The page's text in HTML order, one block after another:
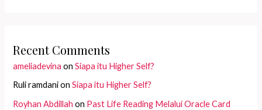
Recent Comments
ameliadevina onSiapa itu Higher Self?
Ruli ramdanionSiapa itu Higher Self?
Royhan Abdillah on Past Life Reading Melalui Oracle Card